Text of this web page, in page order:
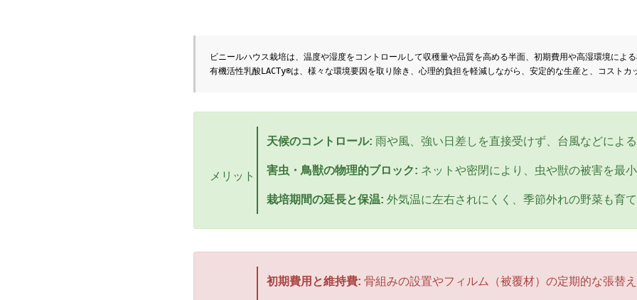
ビニールハウス栽培は、温度や湿度をコントロールして収穫量や品質を高める半面、初期費用や高湿環境による
有機活性乳酸LACTy®は、様々な環境要因を取り除き、心理的負担を軽減しながら、安定的な生産と、コストカ
メリット
天候のコントロール: 雨や風、強い日差しを直接受けず、台風などによる
害虫・鳥獣の物理的ブロック: ネットや密閉により、虫や獣の被害を最
栽培期間の延長と保温: 外気温に左右されにくく、季節外れの野菜も育て
初期費用と維持費: 骨組みの設置やフィルム（被覆材）の定期的な張替